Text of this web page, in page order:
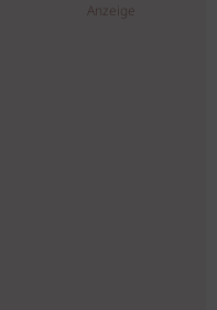
Anzeige